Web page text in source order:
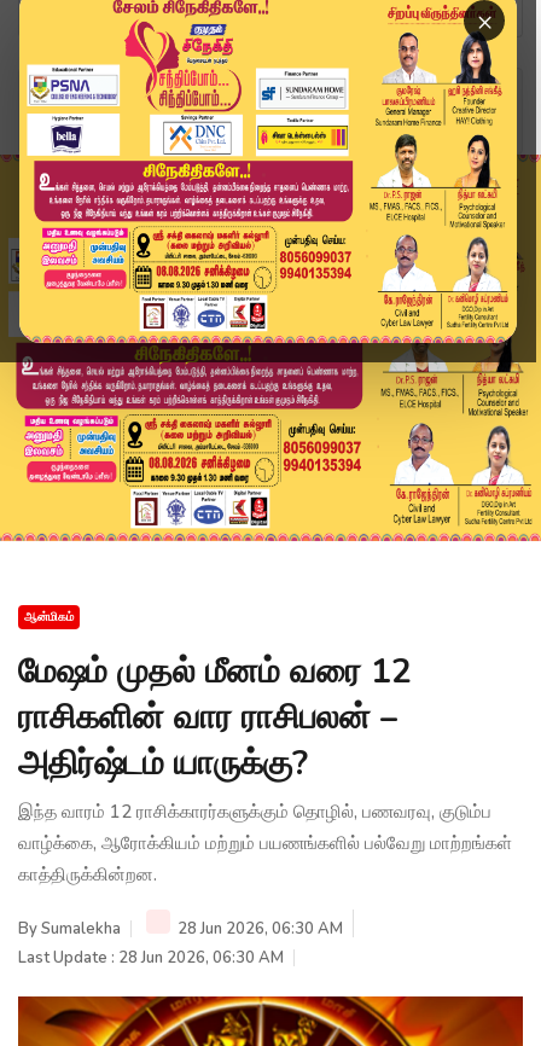
×
Home
ஆன்மிகம்
மேஷம் முதல் மீனம் வரை 12 ராசிகளின் வார ராசிபலன்...
ஆன்மிகம்
மேஷம் முதல் மீனம் வரை 12
ராசிகளின் வார ராசிபலன் –
அதிர்ஷ்டம் யாருக்கு?
இந்த வாரம் 12 ராசிக்காரர்களுக்கும் தொழில், பணவரவு, குடும்ப
வாழ்க்கை, ஆரோக்கியம் மற்றும் பயணங்களில் பல்வேறு மாற்றங்கள்
காத்திருக்கின்றன.
BySumalekha
28 Jun 2026, 06:30 AM
Last Update : 28 Jun 2026, 06:30 AM